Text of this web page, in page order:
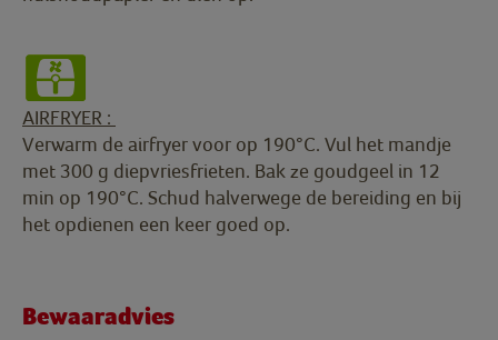
AIRFRYER :
Verwarm de airfryer voor op 190°C. Vul het mandje
met 300 g diepvriesfrieten. Bak ze goudgeel in 12
min op 190°C. Schud halverwege de bereiding en bij
het opdienen een keer goed op.
Bewaaradvies